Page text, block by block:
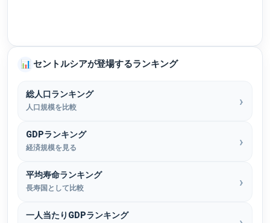
📊 セントルシアが登場するランキング
総人口ランキング
人口規模を比較
GDPランキング
経済規模を見る
平均寿命ランキング
長寿国として比較
一人当たりGDPランキング